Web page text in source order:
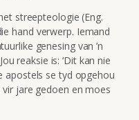
streepteologie (Eng.
hand verwerp. Iemand
genesing van ’n
reaksie is: ‘Dit kan nie
apostels se tyd opgehou
vir jare gedoen en moes